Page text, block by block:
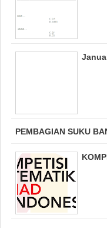
PEMBAGIAN SUKU